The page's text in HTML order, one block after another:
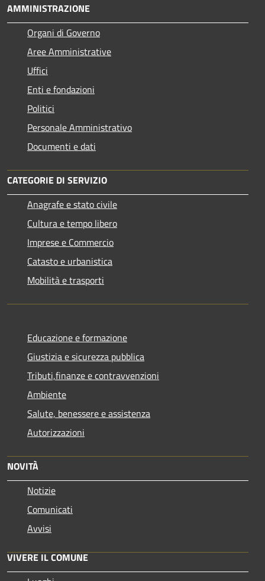
AMMINISTRAZIONE
Organi di Governo
Aree Amministrative
Uffici
Enti e fondazioni
Politici
Personale Amministrativo
Documenti e dati
CATEGORIE DI SERVIZIO
Anagrafe e stato civile
Cultura e tempo libero
Imprese e Commercio
Catasto e urbanistica
Mobilità e trasporti
Educazione e formazione
Giustizia e sicurezza pubblica
Tributi,finanze e contravvenzioni
Ambiente
Salute, benessere e assistenza
Autorizzazioni
NOVITÀ
Notizie
Comunicati
Avvisi
VIVERE IL COMUNE